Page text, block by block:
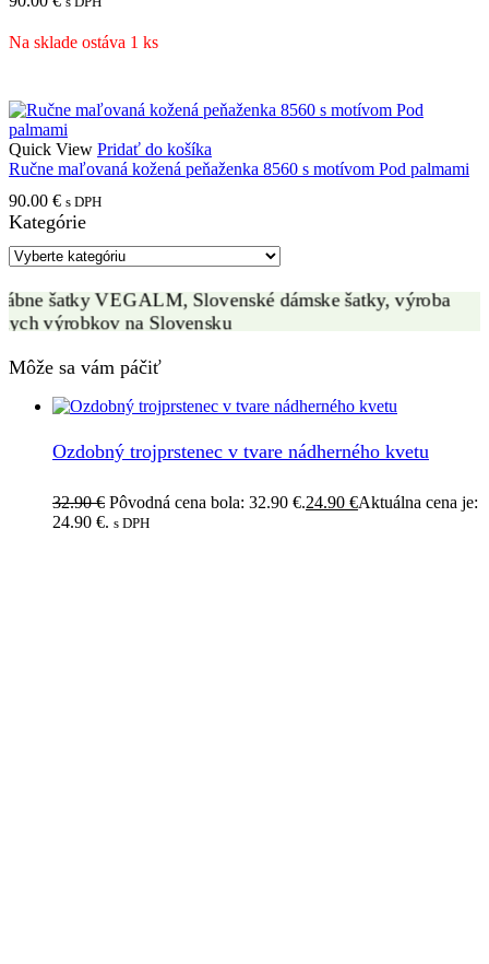
Na sklade ostáva 1 ks
Quick View Pridať do košíka
Ručne maľovaná kožená peňaženka 8560 s motívom Pod palmami
90.00 € s DPH
Kategórie
VÝROBA HODVÁBNYCH ŠATIEK
Môže sa vám páčiť
Ozdobný trojprstenec v tvare nádherného kvetu
32.90€ Pôvodná cena bola: 32.90 €.24.90 €Aktuálna cena je:
24.90 €. s DPH